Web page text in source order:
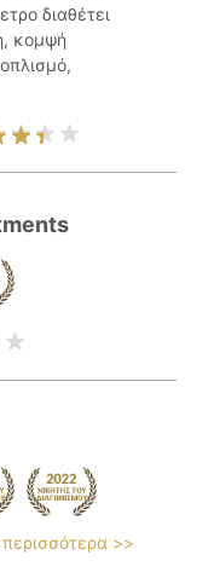
διαθέτει
κομψή
περισσότερα >>